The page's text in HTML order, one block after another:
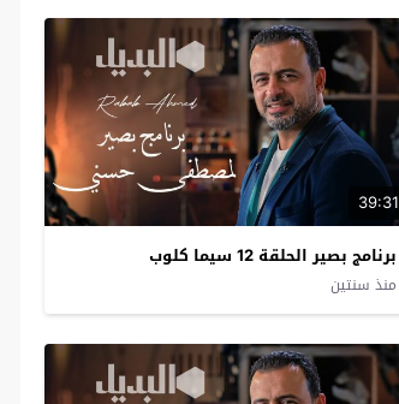
39:31
برنامج بصير الحلقة 12 سيما كلوب
منذ سنتين